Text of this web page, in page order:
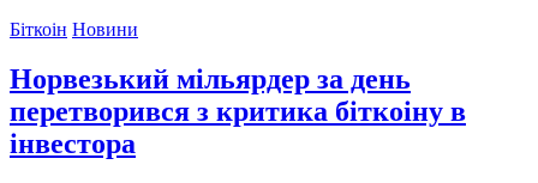
розробники
знищують
криптовалюту
Біткоін Новини
Норвезький мільярдер за день
перетворився з критика біткоіну в
інвестора